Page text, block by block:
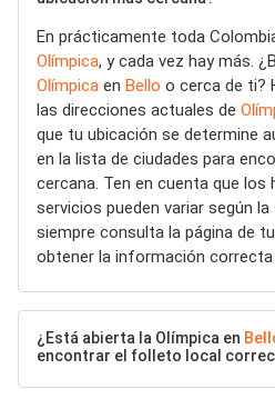
En prácticamente toda
Olímpica, y cada vez hay más.
Olímpica en Bello o cerca de ti?
las direcciones actuales de
que tu ubicación se determine
en la lista de ciudades para
cercana. Ten en cuenta que los
servicios pueden variar según la
siempre consulta la página de
obtener la información correcta
¿Está abierta la Olímpica en
encontrar el folleto local